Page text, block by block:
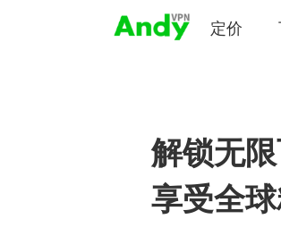
定价
解锁无限
享受全球